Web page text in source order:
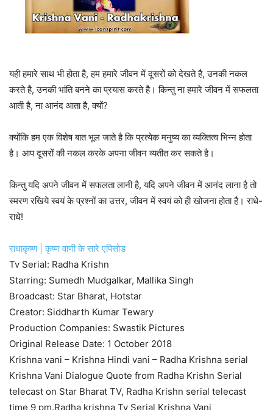
यही हमारे साथ भी होता है, हम हमारे जीवन में दूसरों को देखते है, उनकी नकल
करते है, उनकी भांति बनने का प्रयास करते है। किन्तु ना हमारे जीवन में सफलता
आती है, ना आनंद आता है, क्यों?
क्योंकि हम एक विशेष बात भूल जाते है कि प्रत्येक मनुष्य का व्यक्तित्व भिन्न होता
है। आप दूसरों की नकल करके अपना जीवन व्यतीत कर सकते है।
किन्तु यदि अपने जीवन में सफलता लानी है, यदि अपने जीवन में आनंद लाना है तो
स्मरण रखिये स्वयं के प्रश्नों का उत्तर, जीवन में स्वयं को ही खोजना होता है। राधे-
राधे!
राधाकृष्ण | कृष्ण वाणी के सारे एपिसोड
Tv Serial: Radha Krishn
Starring: Sumedh Mudgalkar, Mallika Singh
Broadcast: Star Bharat, Hotstar
Creator: Siddharth Kumar Tewary
Production Companies: Swastik Pictures
Original Release Date: 1 October 2018
Krishna vani – Krishna Hindi vani – Radha Krishna serial
Krishna Vani Dialogue Quote from Radha Krishn Serial
telecast on Star Bharat TV, Radha Krishn serial telecast
time 9 pm.Radha krishna Tv Serial Krishna Vani